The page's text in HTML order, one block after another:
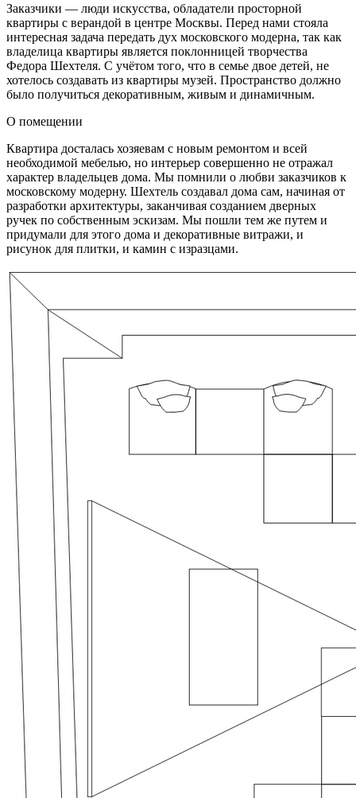
Заказчики — люди искусства, обладатели просторной
квартиры с верандой в центре Москвы. Перед нами стояла
интересная задача передать дух московского модерна, так как
владелица квартиры является поклонницей творчества
Федора Шехтеля. С учётом того, что в семье двое детей, не
хотелось создавать из квартиры музей. Пространство должно
было получиться декоративным, живым и динамичным.
О помещении
Квартира досталась хозяевам с новым ремонтом и всей
необходимой мебелью, но интерьер совершенно не отражал
характер владельцев дома. Мы помнили о любви заказчиков к
московскому модерну. Шехтель создавал дома сам, начиная от
разработки архитектуры, заканчивая созданием дверных
ручек по собственным эскизам. Мы пошли тем же путем и
придумали для этого дома и декоративные витражи, и
рисунок для плитки, и камин с изразцами.